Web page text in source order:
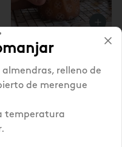
almendras, relleno de
de merengue
temperatura